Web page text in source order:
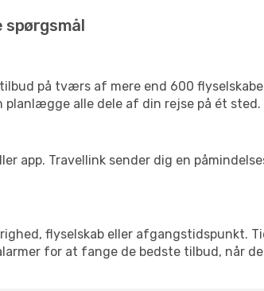
spørgsmål
på tværs af mere end 600
planlægge alle dele af din rejse på ét sted.
app. Travellink sender dig en
flyselskab eller afgangstidspunkt.
for at fange de bedste tilbud, når